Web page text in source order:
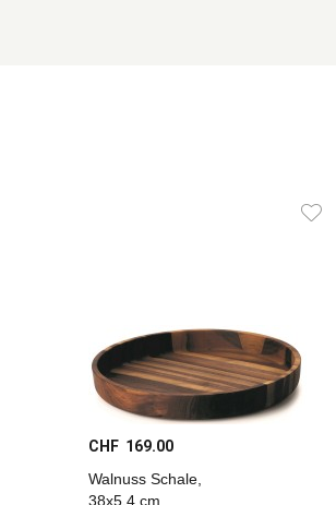
CHF 169.00
Walnuss Schale,
38x5.4 cm